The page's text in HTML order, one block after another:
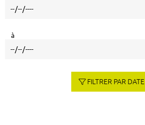
à
FILTRER PAR DATE